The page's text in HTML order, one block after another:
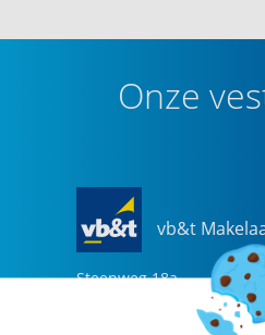
Onze
vb&t
Steenweg 18a